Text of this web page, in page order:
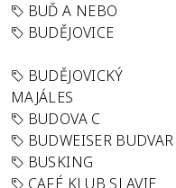
BUĎ A NEBO
BUDĚJOVICE
BUDĚJOVICKÝ
MAJÁLES
BUDOVA C
BUDWEISER BUDVAR
BUSKING
CAFÉ KLUB SLAVIE